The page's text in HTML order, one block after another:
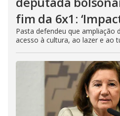
fim da 6x1:
Pasta defendeu que ampliação
acesso à cultura, ao lazer e ao